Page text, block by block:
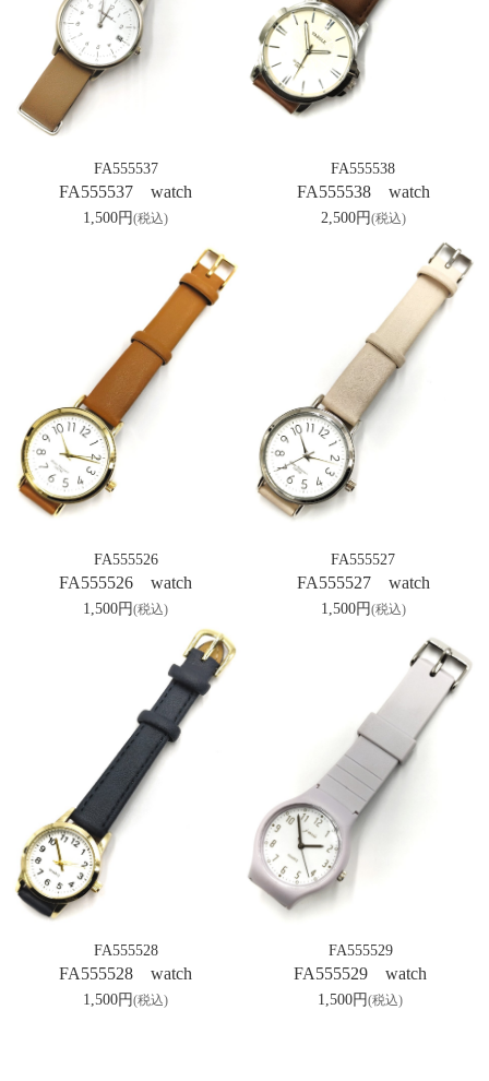
FA555537
FA555537 watch
1,500円(税込)
FA555538
FA555538 watch
2,500円(税込)
FA555526
FA555526 watch
1,500円(税込)
FA555527
FA555527 watch
1,500円(税込)
FA555528
FA555528 watch
1,500円(税込)
FA555529
FA555529 watch
1,500円(税込)